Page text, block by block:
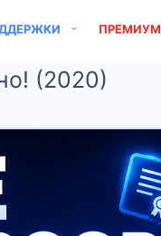
ПРЕМИУМ
(2020)